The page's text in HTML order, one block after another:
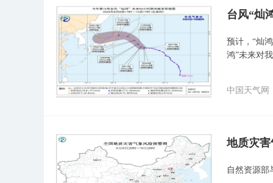
台风“灿
预计，“灿
鸿”未来对
中国天气网
地质灾
自然资源部